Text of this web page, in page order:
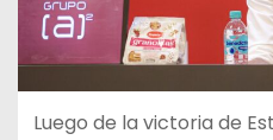
Luego de la victoria de